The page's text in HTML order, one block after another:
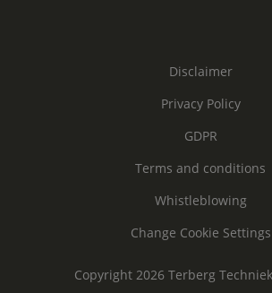
Disclaimer
Privacy Policy
GDPR
Terms and conditions
Whistleblowing
Change Cookie Settings
Copyright 2026 Terberg Techniek